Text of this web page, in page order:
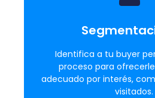
Identifica a tu buyer
proceso para
adecuado por interés,
visitados.